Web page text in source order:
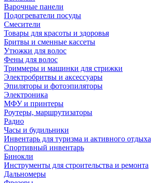
Варочные панели
Подогреватели посуды
Смесители
Товары для красоты и здоровья
Бритвы и сменные кассеты
Утюжки для волос
Фены для волос
Триммеры и машинки для стрижки
Электробритвы и аксессуары
Эпиляторы и фотоэпиляторы
Электроника
МФУ и принтеры
Роутеры, маршрутизаторы
Радио
Часы и будильники
Инвентарь для туризма и активного отдыха
Спортивный инвентарь
Бинокли
Инструменты для строительства и ремонта
Дальномеры